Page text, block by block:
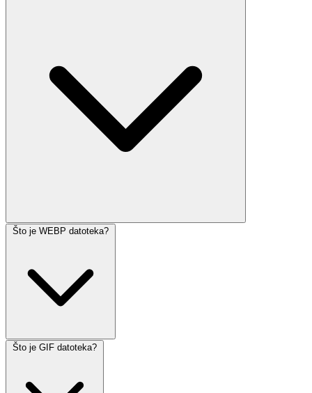
Što je WEBP datoteka?
Što je GIF datoteka?